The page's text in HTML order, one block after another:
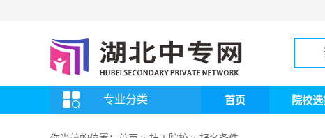
专业分类 首页 院校选